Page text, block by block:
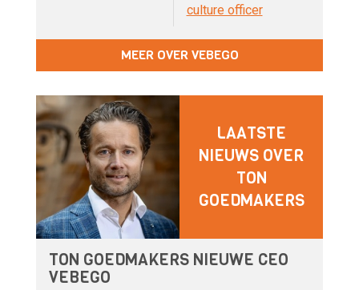
culture officer
MEER OVER VEBEGO
LAATSTE
NIEUWS OVER
TON
GOEDMAKERS
TON GOEDMAKERS NIEUWE CEO
VEBEGO